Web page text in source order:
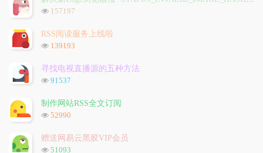
章
浏
次
数:
157197
RSS阅读服务上线啦
浏
次
数:
139193
寻找电视直播源的五种方法
浏
次
数:
91537
制作网站RSS全文订阅
浏
次
数:
52990
赠送网易云黑胶VIP会员
浏
51093